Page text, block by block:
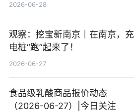
2026-06-28
观察：挖宝新南京｜在南京，充
电桩“跑”起来了！
2026-06-27
食品级乳酸商品报价动态
（2026-06-27）|今日关注